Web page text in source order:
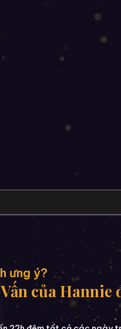
ưng ý?
của Hannie